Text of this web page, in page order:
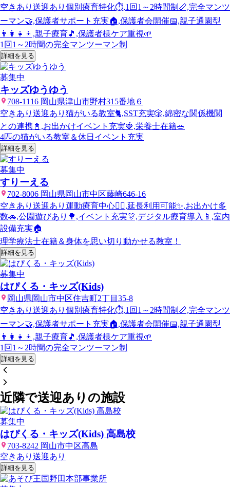
空きあり 送迎あり 個別療育特化⏱️,1回1～2時間制📏,完全マンツ
ーマン🤝,保護者サポート充実🏠,保護者会開催📅,親子通園型
👨‍👩‍👧‍👦,親子療育🎵,保護者様ケア重視🌱
1回1～2時間の完全マンツーマン制
詳細を見る
募集中
キッズゆうゆう
708-1116 岡山県津山市野村315番地６
空きあり 送迎あり 猫がいる教室🐈,SST充実🎲,綿密な関係機関
との連携📓,お出かけイベント充実🍓,栄養士在籍🥗
4匹の猫がいる教室＆休日イベント充実
詳細を見る
募集中
すりーえる
702-8006 岡山県岡山市中区藤崎646-16
空きあり 送迎あり 運動療育中心🏃‍♂️,延長利用可能✨,お出かけ多
数🚗,公園遊びあり🌳,イベント充実🎊,デジタル療育導入📱,室内
設備充実🏠
理学療法士在籍＆身体を思い切り動かせる教室！
詳細を見る
募集中
はぴくる・キッズ(Kids)
岡山県岡山市中区住吉町2丁目35-8
空きあり 送迎あり 個別療育特化⏱️,1回1～2時間制📏,完全マンツ
ーマン🤝,保護者サポート充実🏠,保護者会開催📅,親子通園型
👨‍👩‍👧‍👦,親子療育🎵,保護者様ケア重視🌱
1回1～2時間の完全マンツーマン制
詳細を見る
近隣で送迎ありの施設
募集中
はぴくる・キッズ(Kids) 高島校
703-8242 岡山市中区高島
空きあり 送迎あり
詳細を見る